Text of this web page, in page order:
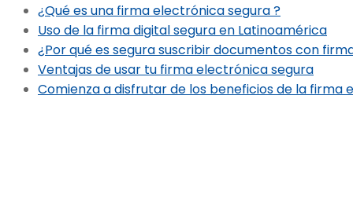
¿Qué es una firma electrónica segura ?
Uso de la firma digital segura en Latinoamérica
¿Por qué es segura suscribir documentos con
Ventajas de usar tu firma electrónica segura
Comienza a disfrutar de los beneficios de la firma